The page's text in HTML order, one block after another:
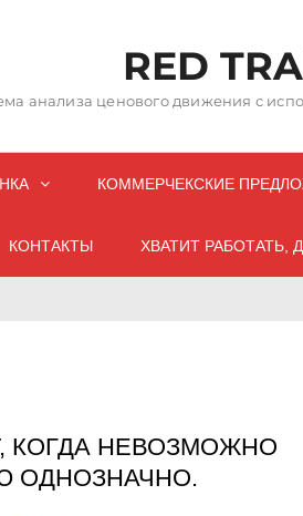
RED
анализа ценового движения с
КОММЕРЧЕКСКИЕ
КОНТАКТЫ ХВАТИТ РАБОТАТЬ,
КОГДА НЕВОЗМОЖНО
ОДНОЗНАЧНО.